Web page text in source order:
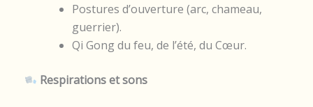
Postures d’ouverture (arc, chameau,
guerrier).
Qi Gong du feu, de l’été, du Cœur.
Respirations et sons